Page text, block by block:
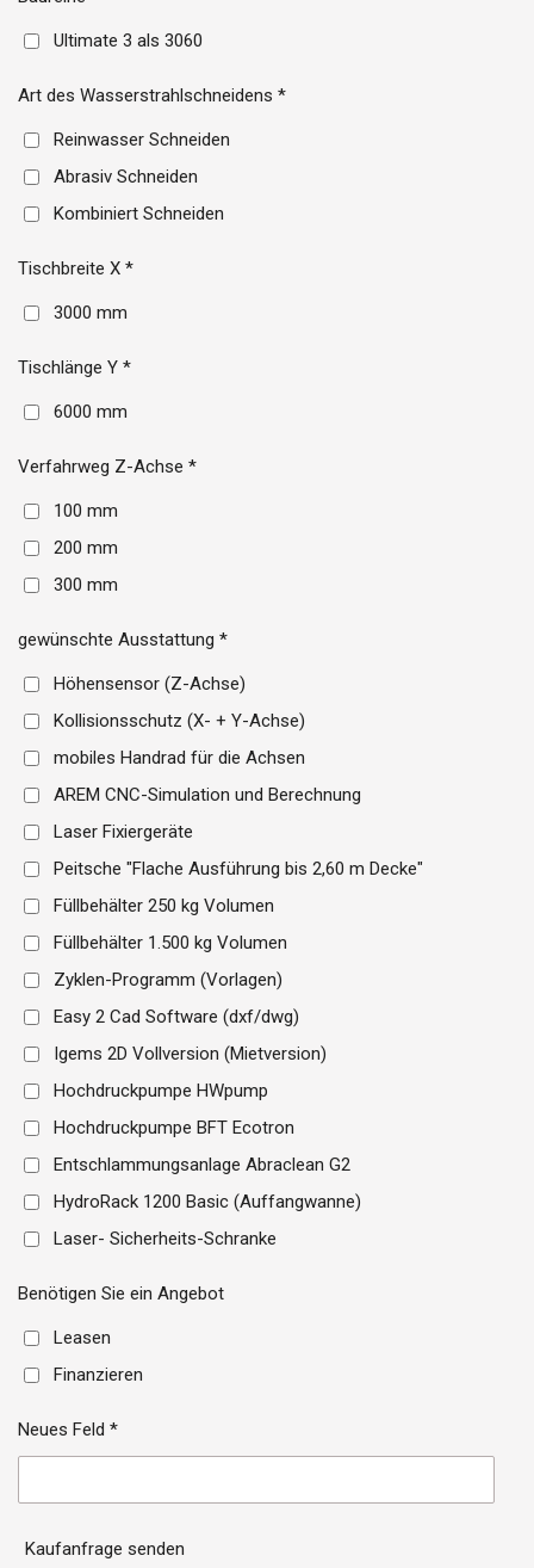
Ultimate 3 als 3060
Art des Wasserstrahlschneidens *
Reinwasser Schneiden
Abrasiv Schneiden
Kombiniert Schneiden
Tischbreite X *
3000 mm
Tischlänge Y *
6000 mm
Verfahrweg Z-Achse *
100 mm
200 mm
300 mm
gewünschte Ausstattung *
Höhensensor (Z-Achse)
Kollisionsschutz (X- + Y-Achse)
mobiles Handrad für die Achsen
AREM CNC-Simulation und Berechnung
Laser Fixiergeräte
Peitsche "Flache Ausführung bis 2,60 m Decke"
Füllbehälter 250 kg Volumen
Füllbehälter 1.500 kg Volumen
Zyklen-Programm (Vorlagen)
Easy 2 Cad Software (dxf/dwg)
Igems 2D Vollversion (Mietversion)
Hochdruckpumpe HWpump
Hochdruckpumpe BFT Ecotron
Entschlammungsanlage Abraclean G2
HydroRack 1200 Basic (Auffangwanne)
Laser- Sicherheits-Schranke
Benötigen Sie ein Angebot
Leasen
Finanzieren
Neues Feld *
Kaufanfrage senden